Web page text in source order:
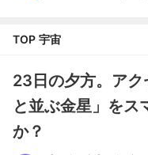
TOP 宇宙
23日の夕方。アク
と並ぶ金星」をス
か？